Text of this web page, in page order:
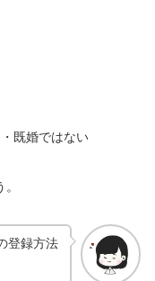
既婚ではない
登録方法